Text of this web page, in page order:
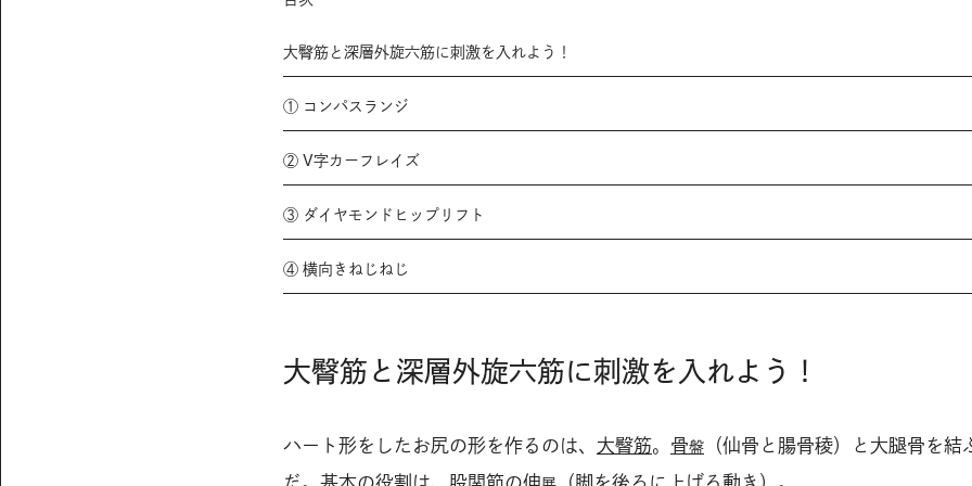
大臀筋と深層外旋六筋に刺激を入れよう！
① コンパスランジ
② V字カーフレイズ
③ ダイヤモンドヒップリフト
④ 横向きねじねじ
大臀筋と深層外旋六筋に刺激を入れよう！
ハート形をしたお尻の形を作るのは、 大臀筋。 骨盤 （仙骨と腸骨稜）と大腿骨を結